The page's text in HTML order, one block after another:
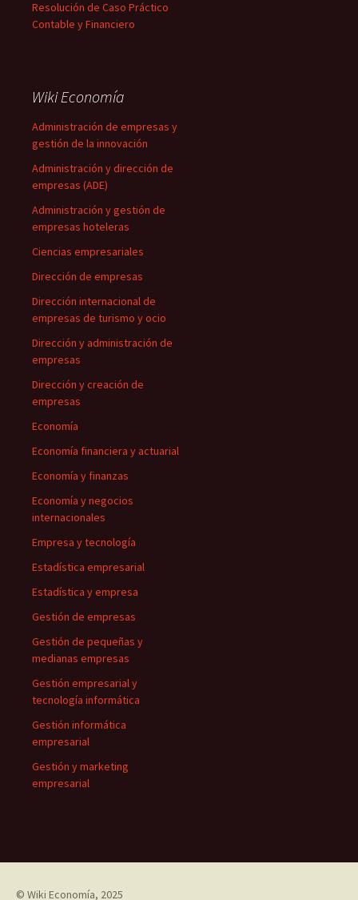
Resolución de Caso Práctico
Contable y Financiero
Wiki Economía
Administración de empresas y
gestión de la innovación
Administración y dirección de
empresas (ADE)
Administración y gestión de
empresas hoteleras
Ciencias empresariales
Dirección de empresas
Dirección internacional de
empresas de turismo y ocio
Dirección y administración de
empresas
Dirección y creación de
empresas
Economía
Economía financiera y actuarial
Economía y finanzas
Economía y negocios
internacionales
Empresa y tecnología
Estadística empresarial
Estadística y empresa
Gestión de empresas
Gestión de pequeñas y
medianas empresas
Gestión empresarial y
tecnología informática
Gestión informática
empresarial
Gestión y marketing
empresarial
© Wiki Economía, 2025